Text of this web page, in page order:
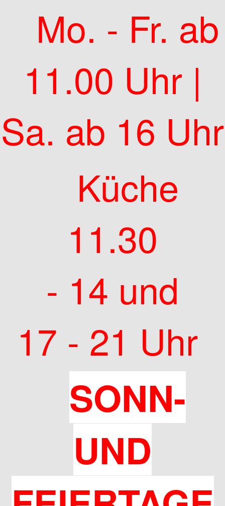
Mo. - Fr. ab
11.00 Uhr |
Sa. ab 16 Uhr
Küche
11.30
- 14 und
17 - 21 Uhr
SONN-
UND